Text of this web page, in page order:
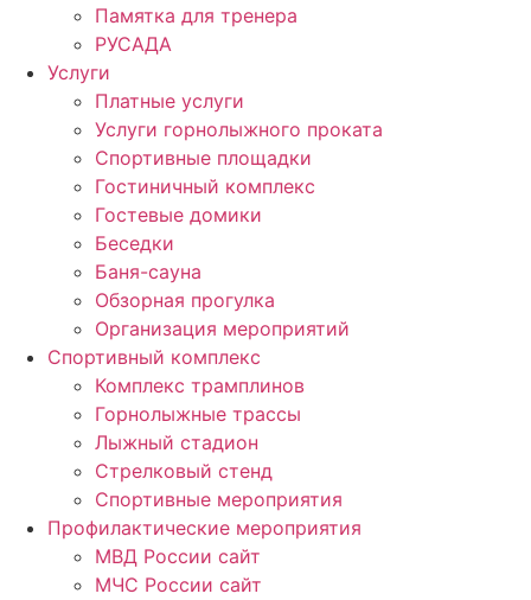
Памятка для тренера
РУСАДА
Услуги
Платные услуги
Услуги горнолыжного проката
Спортивные площадки
Гостиничный комплекс
Гостевые домики
Беседки
Баня-сауна
Обзорная прогулка
Организация мероприятий
Спортивный комплекс
Комплекс трамплинов
Горнолыжные трассы
Лыжный стадион
Стрелковый стенд
Спортивные мероприятия
Профилактические мероприятия
МВД России сайт
МЧС России сайт